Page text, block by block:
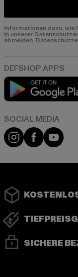
Informationen dazu, wie
in unserer
abmelden.
Instagram
Facebook
SICHERE